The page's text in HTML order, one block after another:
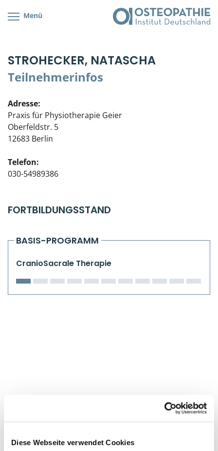
Diese Webseite verwendet Cookies
Menü
STROHECKER, NATASCHA
Teilnehmerinfos
Adresse:
Praxis für Physiotherapie Geier
Oberfeldstr. 5
12683 Berlin
Telefon:
030-54989386
FORTBILDUNGSSTAND
BASIS-PROGRAMM
CranioSacrale Therapie
Cranial/Neurale Osteopathie
Parietale Osteopathie
Viszerale Osteopathie
Klinische & Praktische Kurse
Live Online-Kurse
Kursorte mit Kursangeboten
Bonus-Programm
Veranstaltungsticket DB
Wissenswertes
Teilnehmerliste
Stellenbörse
Soziales Engagement